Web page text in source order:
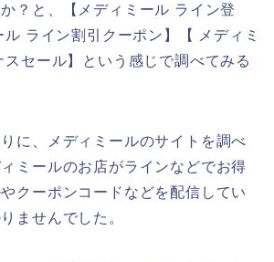
？と、【メディミール ライン登
ライン割引クーポン】【 メディミ
セール】という感じで調べてみる
に、メディミールのサイトを調べ
ミールのお店がラインなどでお得
クーポンコードなどを配信してい
ませんでした。